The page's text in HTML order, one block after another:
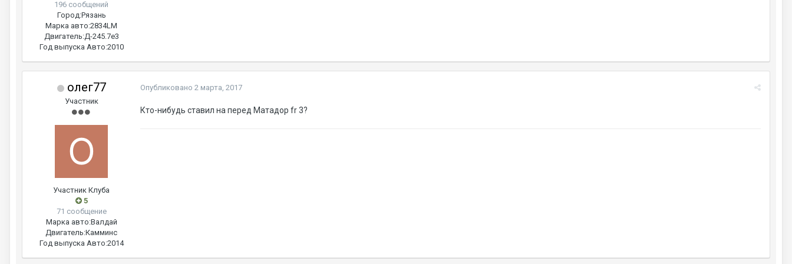
196 сообщений
Город:Рязань
Марка авто:2834LM
Двигатель:Д-245.7е3
Год выпуска Авто:2010
олег77
Участник
Участник Клуба
5
71 сообщение
Марка авто:Валдай
Двигатель:Камминс
Год выпуска Авто:2014
Опубликовано 2 марта, 2017
Кто-нибудь ставил на перед Матадор fr 3?